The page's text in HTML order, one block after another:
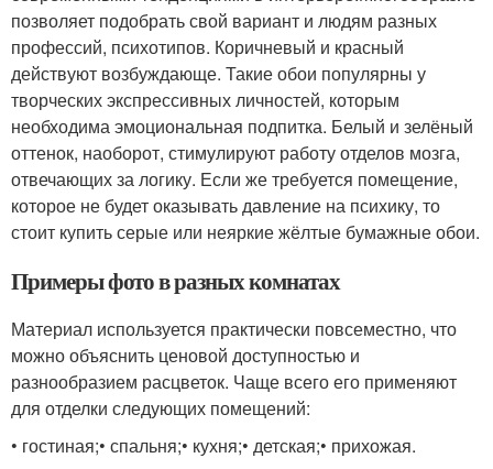
позволяет подобрать свой вариант и людям разных
профессий, психотипов. Коричневый и красный
действуют возбуждающе. Такие обои популярны у
творческих экспрессивных личностей, которым
необходима эмоциональная подпитка. Белый и зелёный
оттенок, наоборот, стимулируют работу отделов мозга,
отвечающих за логику. Если же требуется помещение,
которое не будет оказывать давление на психику, то
стоит купить серые или неяркие жёлтые бумажные обои.
Примеры фото в разных комнатах
Материал используется практически повсеместно, что
можно объяснить ценовой доступностью и
разнообразием расцветок. Чаще всего его применяют
для отделки следующих помещений:
• гостиная;• спальня;• кухня;• детская;• прихожая.